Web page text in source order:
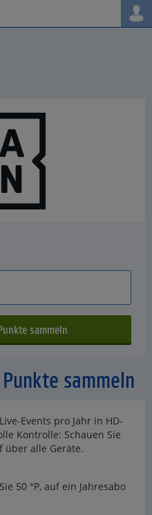
Punkte sammeln
Events pro Jahr in HD-
Kontrolle: Schauen Sie
über alle Geräte.
50 °P, auf ein Jahresabo